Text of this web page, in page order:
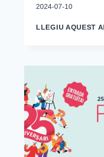
2024-07-10
LLEGIU AQUEST